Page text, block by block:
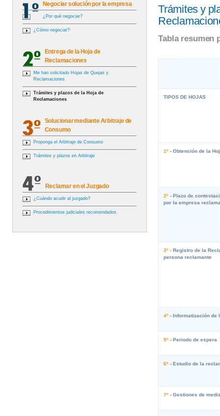
Negociar solución por la empresa
¿Por qué negociar?
¿Cómo negociar?
Entrega de la Hoja de
Reclamaciones
Me han solicitado Hojas de Quejas y
Reclamaciones
Trámites y plazos de la Hoja de
Reclamaciones
Solucionar mediante Arbitraje de
Consumo
Proponga el Arbitraje de Consumo
Trámites y plazos en Arbitraje
Reclamar en el Juzgado
¿Cuándo acudir al juzgado?
Procedimientos judiciales recomendados
Trámites y
Tabla resumen
TIPOS DE HOJAS
1º - Obtención de la
2º - Plazo de
por la empresa
3º - Registro de la
persona reclamante
4º - Informatización de
5º - Periodo de espera
6º - Estudio de la
7º - Gestiones de